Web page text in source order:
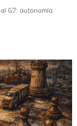
G7: autonomía,